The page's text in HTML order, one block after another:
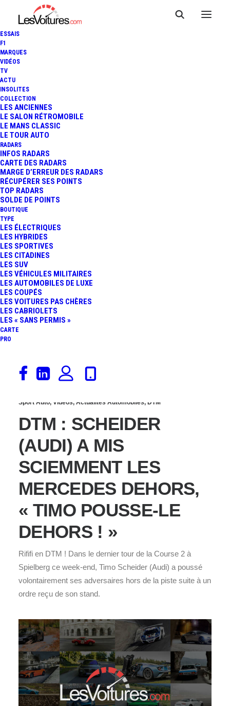
ESSAIS
F1
MARQUES
VIDÉOS
TV
ACTU
INSOLITES
COLLECTION
LES ANCIENNES
LE SALON RÉTROMOBILE
LE MANS CLASSIC
LE TOUR AUTO
RADARS
INFOS RADARS
CARTE DES RADARS
MARGE D’ERREUR DES RADARS
RÉCUPÉRER SES POINTS
TOP RADARS
SOLDE DE POINTS
BOUTIQUE
TYPE
LES ÉLECTRIQUES
LES HYBRIDES
LES SPORTIVES
LES CITADINES
LES SUV
LES VÉHICULES MILITAIRES
LES AUTOMOBILES DE LUXE
LES COUPÉS
LES VOITURES PAS CHÈRES
LES CABRIOLETS
LES « SANS PERMIS »
CARTE
PRO
23 septembre 2015
F1 : AUDI ARRIVERAIT EN
2018 AVEC RED BULL
APRÈS AVOIR QUITTÉ LE
FIA WEC ET LE DTM !
Sport Auto, Vidéos, Actualités Automobiles, DTM
DTM : SCHEIDER
(AUDI) A MIS
SCIEMMENT LES
MERCEDES DEHORS,
« TIMO POUSSE-LE
DEHORS ! »
Rififi en DTM ! Dans le dernier tour de la Course 2 à
Spielberg ce week-end, Timo Scheider (Audi) a poussé
volontairement ses adversaires hors de la piste suite à un
ordre reçu de son stand.